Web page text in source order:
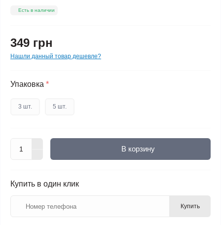
Есть в наличии
349 грн
Нашли данный товар дешевле?
Упаковка *
3 шт. 5 шт.
В корзину
Купить в один клик
Купить